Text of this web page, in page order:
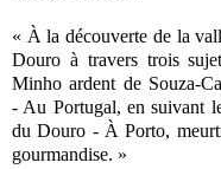
« À la découverte de la
Douro à travers trois
Minho ardent de Souza-
- Au Portugal, en suivant
du Douro - À Porto,
gourmandise. »